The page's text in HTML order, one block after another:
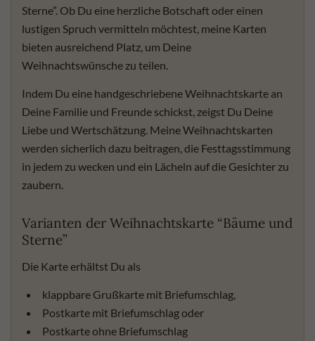
Sterne”. Ob Du eine herzliche Botschaft oder einen
lustigen Spruch vermitteln möchtest, meine Karten
bieten ausreichend Platz, um Deine
Weihnachtswünsche zu teilen.
Indem Du eine handgeschriebene Weihnachtskarte an
Deine Familie und Freunde schickst, zeigst Du Deine
Liebe und Wertschätzung. Meine Weihnachtskarten
werden sicherlich dazu beitragen, die Festtagsstimmung
in jedem zu wecken und ein Lächeln auf die Gesichter zu
zaubern.
Varianten der Weihnachtskarte “Bäume und
Sterne”
Die Karte erhältst Du als
klappbare Grußkarte mit Briefumschlag,
Postkarte mit Briefumschlag oder
Postkarte ohne Briefumschlag